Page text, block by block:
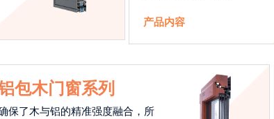
产品内容
包木门窗系列
保了木与铝的精准强度融合，所